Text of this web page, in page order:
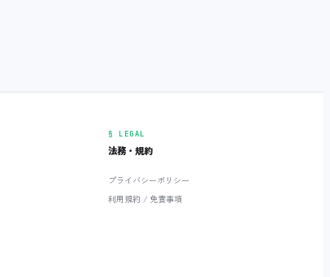
§ LEGAL
法務・規約
プライバシーポリシー
利用規約 / 免責事項